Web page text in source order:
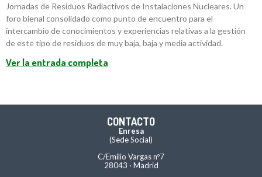
Jornadas de Residuos Radiactivos de Instalaciones Nucleares. Un
foro bienal consolidado como punto de encuentro para el
intercambio de conocimientos y experiencias relativas a la gestión
de este tipo de residuos de muy baja, baja y media actividad.
Ver la entrada completa
CONTACTO
Enresa
(Sede Social)
C/Emilio Vargas nº7
28043 · Madrid